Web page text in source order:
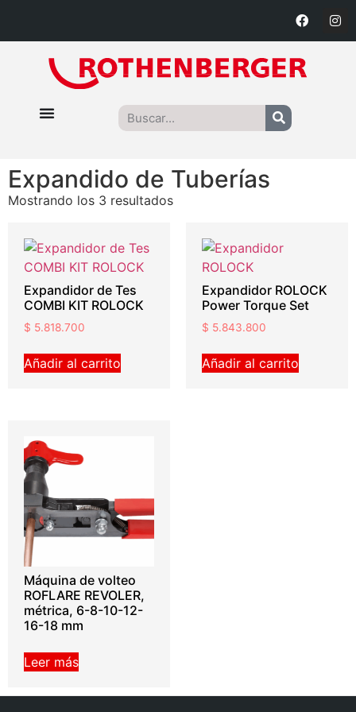
Expandido de Tuberías
Mostrando los 3 resultados
Expandidor de Tes
COMBI KIT ROLOCK
$ 5.818.700
Añadir al carrito
Expandidor ROLOCK
Power Torque Set
$ 5.843.800
Añadir al carrito
Máquina de volteo
ROFLARE REVOLER,
métrica, 6-8-10-12-
16-18 mm
Leer más